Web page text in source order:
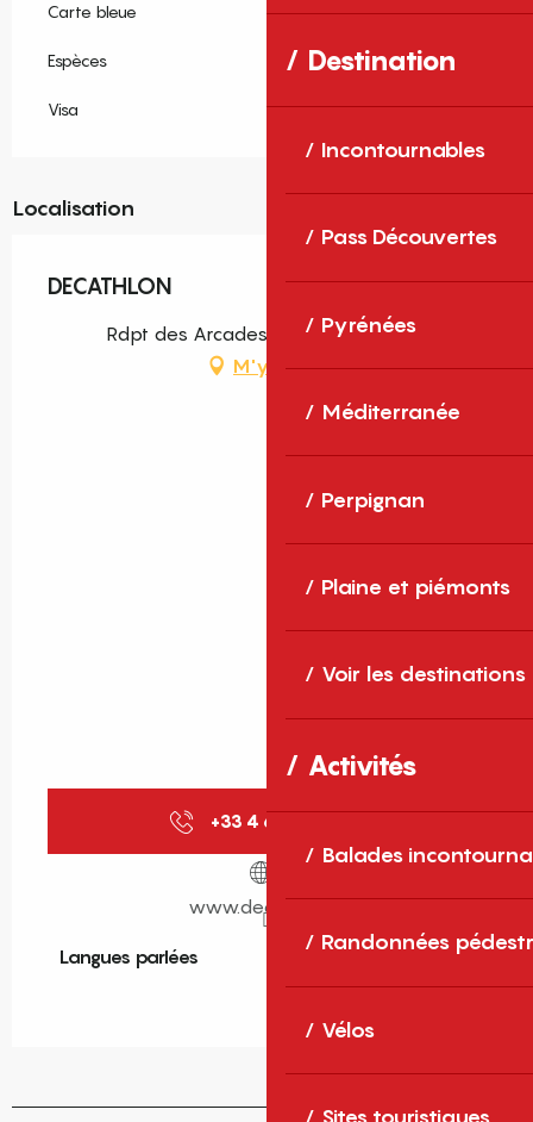
Destination
Incontournables
Pass Découvertes
Pyrénées
Méditerranée
Perpignan
Plaine et piémonts
Voir les destinations
Activités
Balades
Randonnées
Vélos
Sites touristiques
Carte bleue
Espèces
Visa
Localisation
DECATHLON
Rdpt des Arcades, 66000 Perpignan
M'y rendre
+33 4 68 55 72
www.decathlon.fr
Langues parlées
Langues parlées